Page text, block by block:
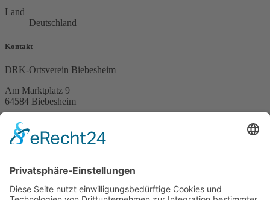
Land
Deutschland
Kontakt
DRK-Ortsverein Biebesheim
Am Marktplatz 9
64584 Biebesheim
Telefon (06258) 7585
DE51 5519 0000 02747090 13
Service